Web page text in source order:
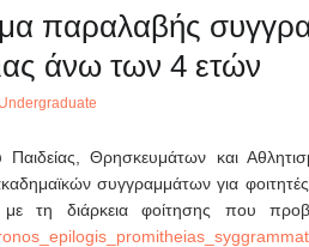
παραλαβής
άνω των 4 ετών
Undergraduate
Θρησκευμάτων και
συγγραμμάτων για
τη διάρκεια φοίτησης που